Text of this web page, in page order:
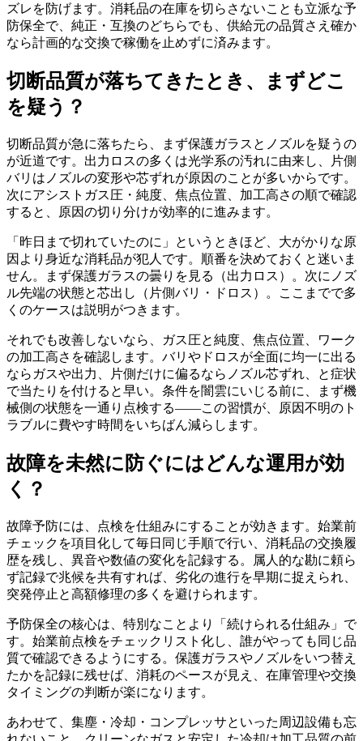
ズレを防げます。消耗品の在庫を切らさないことも立派な予
防保全で、純正・互換のどちらでも、供給元の品質さえ確か
なら計画的な交換で稼働を止めずに済みます。
切断品質が落ちてきたとき、まずどこ
を疑う？
切断品質が急に落ちたら、まず保護ガラスとノズルを疑うの
が近道です。出力ロスの多くは光学系の汚れに由来し、片側
バリはノズルの変形や芯ずれが原因のことが多いからです。
次にアシストガス圧・純度、焦点位置、加工高さの順で確認
すると、原因の切り分けが効率的に進みます。
「昨日まで切れていたのに」というときほど、大がかりな原
因より身近な消耗品が犯人です。順番を決めておくと迷いま
せん。まず保護ガラスの曇りを見る（出力ロス）。次にノズ
ル先端の状態と芯出し（片側バリ・ドロス）。ここまでで多
くのケースは説明がつきます。
それでも改善しないなら、ガス圧と純度、焦点位置、ワーク
の加工高さを確認します。バリやドロスが全面に均一に出る
ならガスや出力、片側だけに偏るならノズル芯ずれ、と症状
で当たりを付けると早い。条件を闇雲にいじる前に、まず機
械側の状態を一通り点検する——この習慣が、原因不明のト
ラブルに費やす時間をいちばん減らします。
故障を未然に防ぐにはどんな運用が効
く？
故障予防には、点検を仕組みにすることが効きます。始業前
チェックを項目化して毎日同じ手順で行い、消耗品の交換履
歴を残し、異音や数値の変化を記録する。属人的な勘に頼ら
ず記録で兆候を共有すれば、劣化の進行を早期に捉えられ、
突発停止と高額修理の多くを避けられます。
予防保全の核心は、特別なことより「続けられる仕組み」で
す。始業前点検をチェックリスト化し、誰がやっても同じ品
質で確認できるようにする。保護ガラスやノズルをいつ替え
たかを記録に残せば、消耗のペースが見え、在庫管理や交換
タイミングの判断が楽になります。
あわせて、集塵・冷却・コンプレッサといった周辺設備も忘